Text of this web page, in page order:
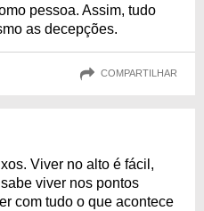
pessoa. Assim, tudo
as decepções.
COMPARTILHAR
Viver no alto é fácil,
viver nos pontos
com tudo o que acontece